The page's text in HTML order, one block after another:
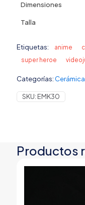
Dimensiones
Talla
Etiquetas: anime
super heroe
Categorías:
SKU: EMK30
Productos